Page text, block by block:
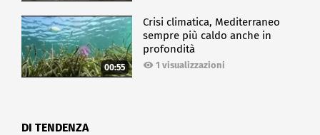
00:55
Crisi climatica, Mediterraneo
sempre più caldo anche in
profondità
1 visualizzazioni
DI TENDENZA